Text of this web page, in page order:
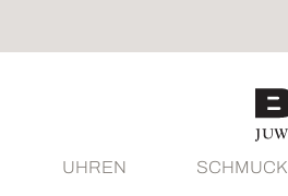
UHREN SCHMUCK